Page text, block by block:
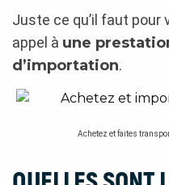
Juste ce qu’il faut pour
appel à une
d’importation.
Achetez et faites